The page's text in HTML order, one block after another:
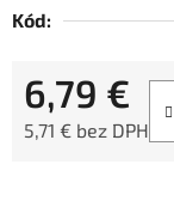
Kód:
6,79 €
5,71 € bez DPH